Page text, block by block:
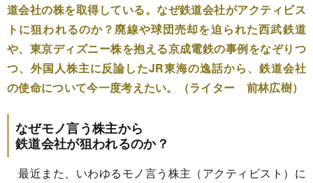
道会社の株を取得している。なぜ鉄道会社がアクティビス
トに狙われるのか？廃線や球団売却を迫られた西武鉄道
や、東京ディズニー株を抱える京成電鉄の事例をなぞりつ
つ、外国人株主に反論したJR東海の逸話から、鉄道会社
の使命について今一度考えたい。（ライター 前林広樹）
なぜモノ言う株主から
鉄道会社が狙われるのか？
最近また、いわゆるモノ言う株主（アクティビスト）に